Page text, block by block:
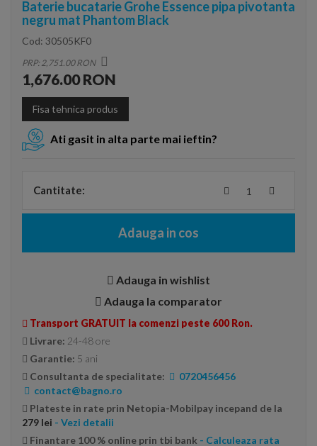
Baterie bucatarie Grohe Essence pipa pivotanta
negru mat Phantom Black
Cod: 30505KF0
PRP: 2,751.00 RON
1,676.00 RON
Fisa tehnica produs
Ati gasit in alta parte mai ieftin?
Cantitate:
Adauga in cos
Adauga in wishlist
Adauga la comparator
Transport GRATUIT la comenzi peste 600 Ron.
Livrare: 24-48 ore
Garantie: 5 ani
Consultanta de specialitate:
0720456456
contact@bagno.ro
Plateste in rate prin Netopia-Mobilpay incepand de la
279 lei - Vezi detalii
Finantare 100 % online prin tbi bank - Calculeaza rata